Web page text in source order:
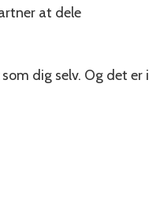
at dele
dig selv. Og det er i